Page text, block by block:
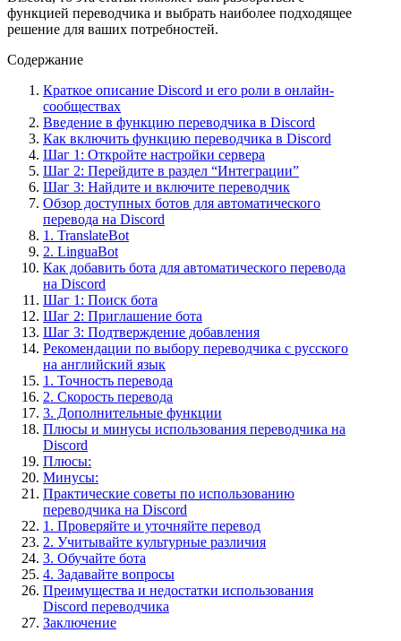
функцией переводчика и выбрать наиболее подходящее
решение для ваших потребностей.
Содержание
Краткое описание Discord и его роли в онлайн-
сообществах
Введение в функцию переводчика в Discord
Как включить функцию переводчика в Discord
Шаг 1: Откройте настройки сервера
Шаг 2: Перейдите в раздел “Интеграции”
Шаг 3: Найдите и включите переводчик
Обзор доступных ботов для автоматического
перевода на Discord
1. TranslateBot
2. LinguaBot
Как добавить бота для автоматического перевода
на Discord
Шаг 1: Поиск бота
Шаг 2: Приглашение бота
Шаг 3: Подтверждение добавления
Рекомендации по выбору переводчика с русского
на английский язык
1. Точность перевода
2. Скорость перевода
3. Дополнительные функции
Плюсы и минусы использования переводчика на
Discord
Плюсы:
Минусы:
Практические советы по использованию
переводчика на Discord
1. Проверяйте и уточняйте перевод
2. Учитывайте культурные различия
3. Обучайте бота
4. Задавайте вопросы
Преимущества и недостатки использования
Discord переводчика
Заключение